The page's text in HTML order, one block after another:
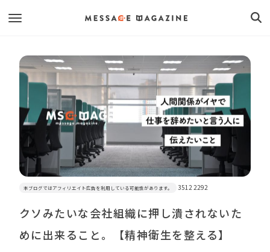
本ブログではアフィリエイト広告を利用している可能性があります。 3512 2292
クソみたいな会社組織に押し潰されないた
めに出来ること。【精神衛生を整える】